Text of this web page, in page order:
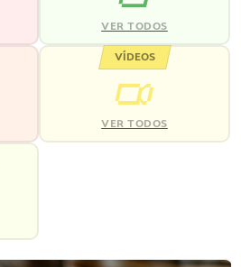
VER TODOS
VÍDEOS
VER TODOS